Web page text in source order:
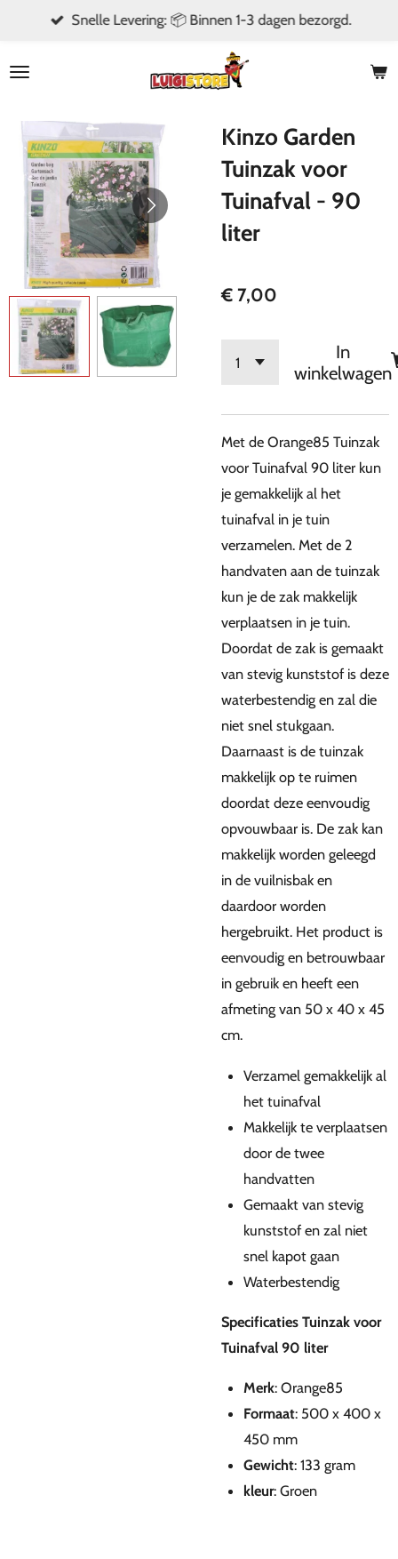
naar
hoofdinhoud
Snelle Levering: 📦 Binnen 1-3 dagen bezorgd.
Kinzo Garden
Tuinzak voor
Tuinafval - 90
liter
€ 7,00
In
winkelwagen
Met de Orange85 Tuinzak
voor Tuinafval 90 liter kun
je gemakkelijk al het
tuinafval in je tuin
verzamelen. Met de 2
handvaten aan de tuinzak
kun je de zak makkelijk
verplaatsen in je tuin.
Doordat de zak is gemaakt
van stevig kunststof is deze
waterbestendig en zal die
niet snel stukgaan.
Daarnaast is de tuinzak
makkelijk op te ruimen
doordat deze eenvoudig
opvouwbaar is. De zak kan
makkelijk worden geleegd
in de vuilnisbak en
daardoor worden
hergebruikt. Het product is
eenvoudig en betrouwbaar
in gebruik en heeft een
afmeting van 50 x 40 x 45
cm.
Verzamel gemakkelijk al
het tuinafval
Makkelijk te verplaatsen
door de twee
handvatten
Gemaakt van stevig
kunststof en zal niet
snel kapot gaan
Waterbestendig
Specificaties Tuinzak voor
Tuinafval 90 liter
Merk: Orange85
Formaat: 500 x 400 x
450 mm
Gewicht: 133 gram
kleur: Groen